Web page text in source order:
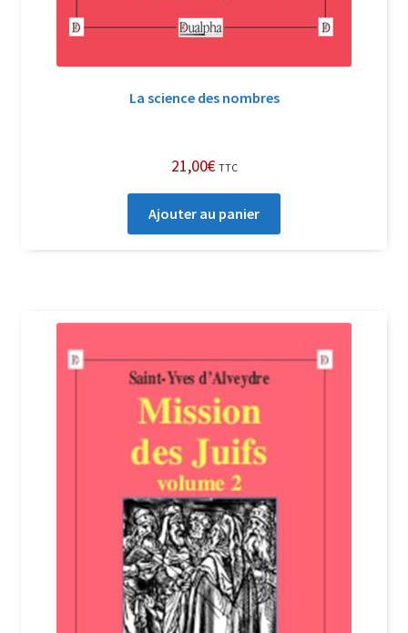
La science des nombres
21,00€ TTC
Ajouter au panier